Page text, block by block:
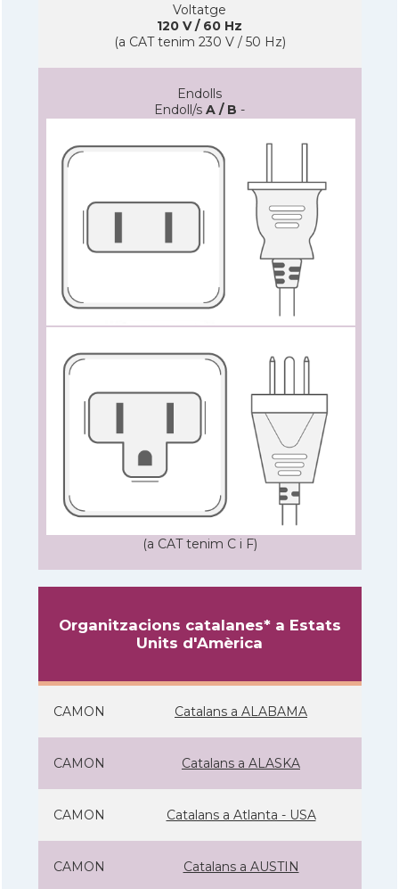
Voltatge
120 V / 60 Hz
(a CAT tenim 230 V / 50 Hz)
Endolls
Endoll/s A / B -
(a CAT tenim C i F)
Organitzacions catalanes* a Estats
Units d'Amèrica
CAMON Catalans a ALABAMA
CAMON Catalans a ALASKA
CAMON Catalans a Atlanta - USA
CAMON Catalans a AUSTIN